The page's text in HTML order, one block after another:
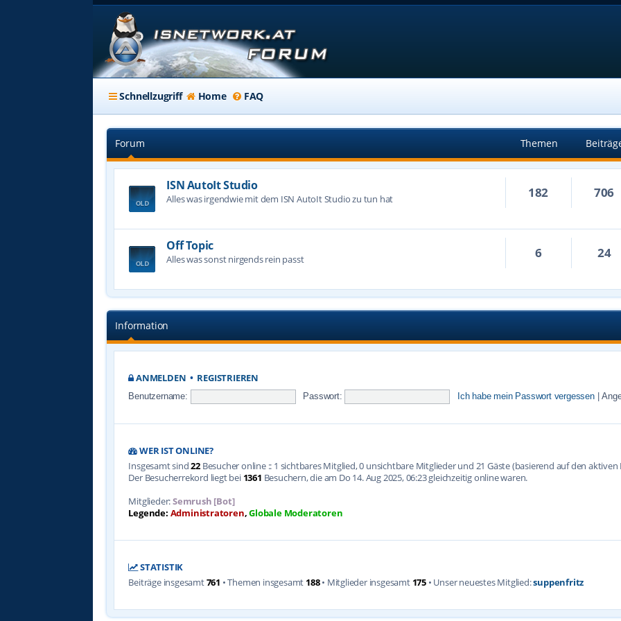
Schnellzugriff Home FAQ
Forum Themen
ISN AutoIt Studio
Alles was irgendwie mit dem ISN AutoIt Studio zu tun hat 182 706
Off Topic
Alles was sonst nirgends rein passt 6 24
Information
ANMELDEN • REGISTRIEREN
Benutzername: Passwort: Ich habe mein Passwort vergessen
WER IST ONLINE?
Insgesamt sind22 Besucher online :: 1 sichtbares Mitglied, 0 unsichtbare Mitglieder und 21 Gäste (basierend auf den
Der Besucherrekord liegt bei 1361 Besuchern, die am Do 14. Aug 2025, 06:23 gleichzeitig online waren.
Mitglieder:Semrush [Bot]
Legende: Administratoren,Globale Moderatoren
STATISTIK
Beiträge insgesamt761 • Themen insgesamt 188• Mitglieder insgesamt 175 • Unser neuestes Mitglied:suppenfritz